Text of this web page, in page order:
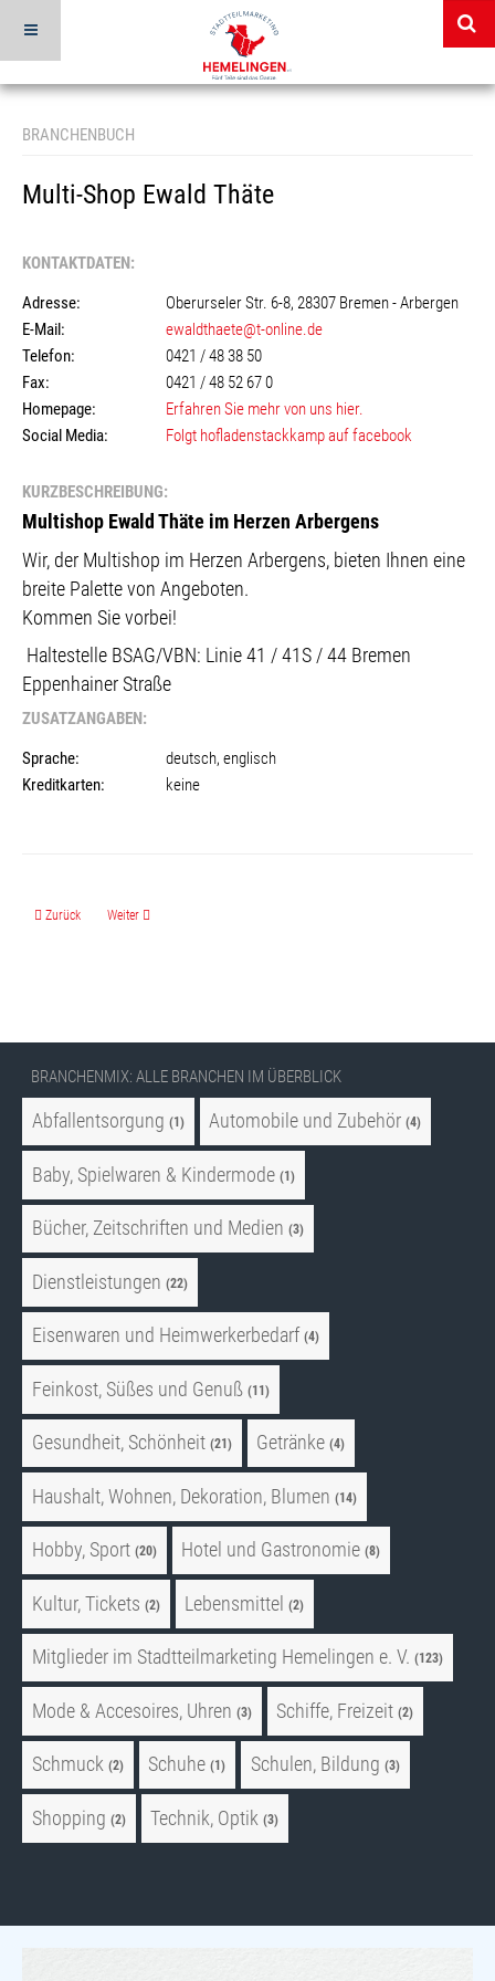
BRANCHENBUCH
Multi-Shop Ewald Thäte
KONTAKTDATEN:
Adresse:
Oberurseler Str. 6-8, 28307 Bremen - Arbergen
E-Mail:
ewaldthaete@t-online.de
Telefon:
0421 / 48 38 50
Fax:
0421 / 48 52 67 0
Homepage:
Erfahren Sie mehr von uns hier.
Social Media:
Folgt hofladenstackkamp auf facebook
KURZBESCHREIBUNG:
Multishop Ewald Thäte im Herzen Arbergens
Wir, der Multishop im Herzen Arbergens, bieten Ihnen eine
breite Palette von Angeboten.
Kommen Sie vorbei!
Haltestelle BSAG/VBN: Linie 41 / 41S / 44 Bremen
Eppenhainer Straße
ZUSATZANGABEN:
Sprache:
deutsch, englisch
Kreditkarten:
keine
Vorheriger Beitrag: Michaelas Service
Zurück Nächster Beitrag: part mobil GmbH
Weiter
BRANCHENMIX: ALLE BRANCHEN IM ÜBERBLICK
Abfallentsorgung (1) Automobile und Zubehör (4)
Baby, Spielwaren & Kindermode (1)
Bücher, Zeitschriften und Medien (3)
Dienstleistungen (22)
Eisenwaren und Heimwerkerbedarf (4)
Feinkost, Süßes und Genuß (11)
Gesundheit, Schönheit (21) Getränke (4)
Haushalt, Wohnen, Dekoration, Blumen (14)
Hobby, Sport (20) Hotel und Gastronomie (8)
Kultur, Tickets (2) Lebensmittel (2)
Mitglieder im Stadtteilmarketing Hemelingen e. V. (123)
Mode & Accesoires, Uhren (3) Schiffe, Freizeit (2)
Schmuck (2) Schuhe (1) Schulen, Bildung (3)
Shopping (2) Technik, Optik (3)